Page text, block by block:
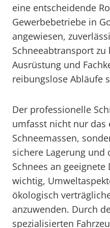
eine entscheidende
Gewerbebetriebe in
angewiesen,
Schneeabtransport
Ausrüstung und
reibungslose Abläufe
Der professionelle
umfasst nicht nur das
Schneemassen,
sichere Lagerung und
Schnees an
wichtig,
ökologisch
anzuwenden. Durch
spezialisierten